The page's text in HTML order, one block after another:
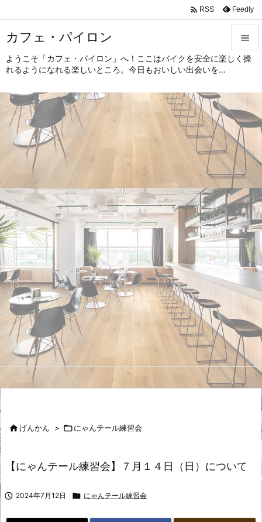
カフェ・パイロン
ようこそ「カフェ・パイロン」へ！ここはバイクを安全に楽しく操
れるようになれる楽しいところ。今日もおいしい出会いを…




前へ

次へ

検索
 RSS Feedly
げんかん > にゃんテール練習会
【にゃんテール練習会】７月１４日（日）について
 2024年7月12日  にゃんテール練習会